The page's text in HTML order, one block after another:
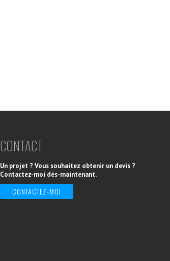
CONTACT
Un projet ? Vous souhaitez obtenir un devis ?
Contactez-moi dès-maintenant.
CONTACTEZ-MOI